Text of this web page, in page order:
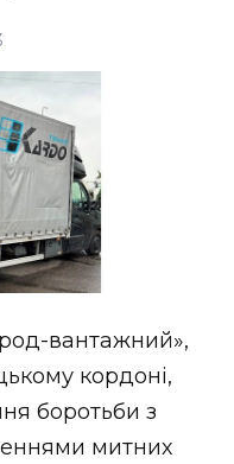
вантажний»,
кордоні,
боротьби з
митних